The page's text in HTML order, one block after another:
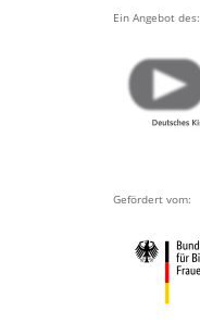
Ein Angebot des:
Gefördert vom: